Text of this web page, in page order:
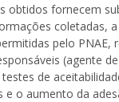
obtidos fornecem
coletadas,
pelo PNAE,
(agente
testes de
e o aumento da